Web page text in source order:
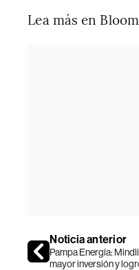
Lea más en
Noticia anterior
Pampa Energía:
mayor inversión y